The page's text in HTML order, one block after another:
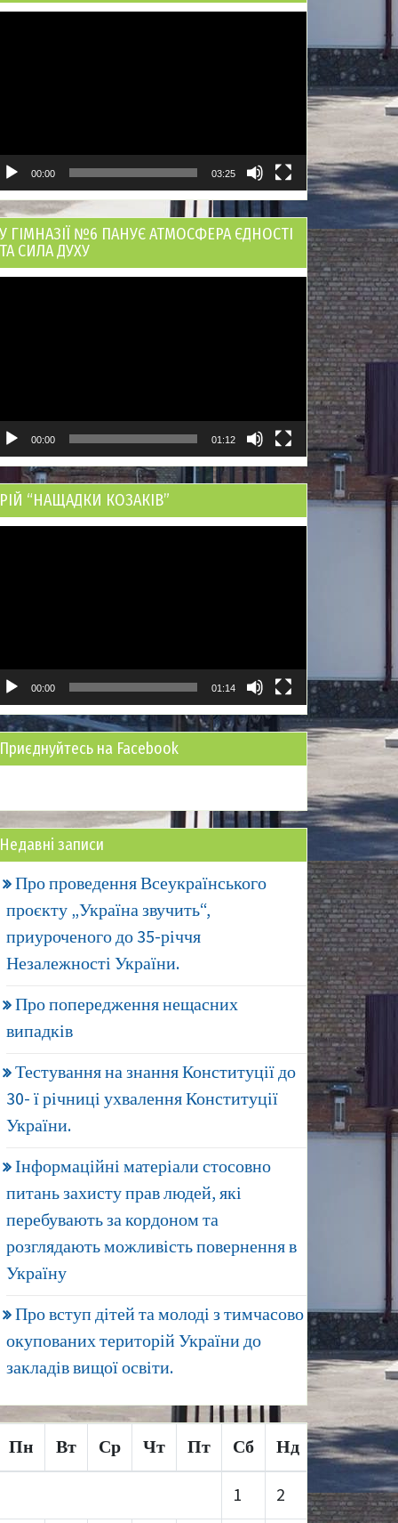
00:00 03:25
У ГІМНАЗІЇ №6 ПАНУЄ АТМОСФЕРА ЄДНОСТІ
ТА СИЛА ДУХУ
00:00 01:12
РІЙ “НАЩАДКИ КОЗАКІВ”
00:00 01:14
Приєднуйтесь на Facebook
Недавні записи
Про проведення Всеукраїнського
проєкту „Україна звучить“,
приуроченого до 35-річчя
Незалежності України.
Про попередження нещасних
випадків
Тестування на знання Конституції до
30- ї річниці ухвалення Конституції
України.
Інформаційні матеріали стосовно
питань захисту прав людей, які
перебувають за кордоном та
розглядають можливість повернення в
Україну
Про вступ дітей та молоді з тимчасово
окупованих територій України до
закладів вищої освіти.
Пн Вт Ср Чт Пт Сб Нд
1 2